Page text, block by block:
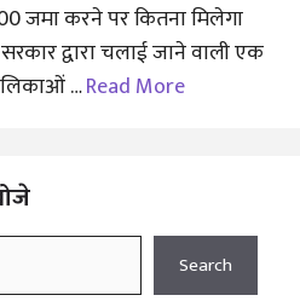
जमा करने पर कितना मिलेगा
द्वारा चलाई जाने वाली एक
…Read More
Search